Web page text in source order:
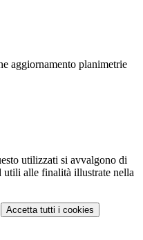
aggiornamento planimetrie
utilizzati si avvalgono di
utili alle finalità illustrate nella
Accetta tutti i cookies